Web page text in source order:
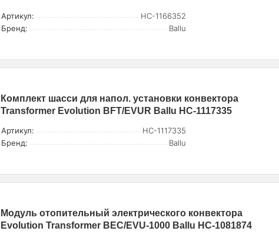
Артикул:
НС-1166352
Бренд:
Ballu
Комплект шасси для напол. установки конвектора
Transformer Evolution BFT/EVUR Ballu НС-1117335
Артикул:
НС-1117335
Бренд:
Ballu
Модуль отопительный электрического конвектора
Evolution Transformer BEC/EVU-1000 Ballu НС-1081874